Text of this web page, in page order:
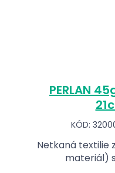
PERLAN
KÓD:
Netkaná textilie
materiál)